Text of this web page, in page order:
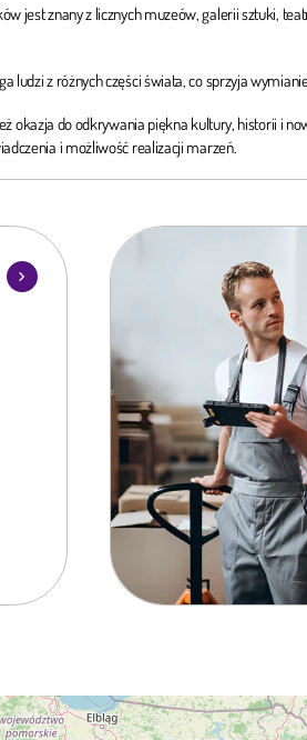
jest znany z licznych muzeów, galerii sztuki,
z różnych części świata, co sprzyja
okazja do odkrywania piękna kultury, historii i
i możliwość realizacji marzeń.